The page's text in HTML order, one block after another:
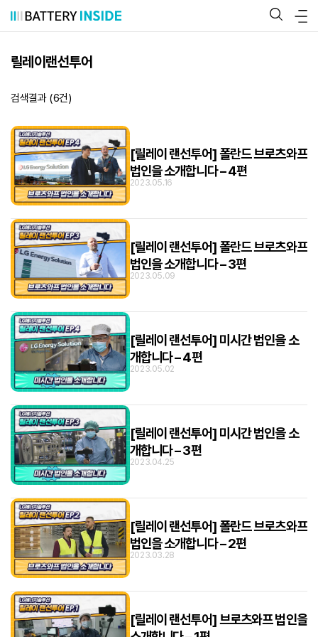
츠
릴레이랜선투어
검색결과 (6건)
[릴레이 랜선투어] 폴란드 브로츠와프
법인을 소개합니다 – 4편
2023.05.16
[릴레이 랜선투어] 폴란드 브로츠와프
법인을 소개합니다 – 3편
2023.05.09
[릴레이 랜선투어] 미시간 법인을 소
개합니다 – 4편
2023.05.02
[릴레이 랜선투어] 미시간 법인을 소
개합니다 – 3편
2023.04.25
[릴레이 랜선투어] 폴란드 브로츠와프
법인을 소개합니다 – 2편
2023.03.28
[릴레이 랜선투어] 브로츠와프 법인을